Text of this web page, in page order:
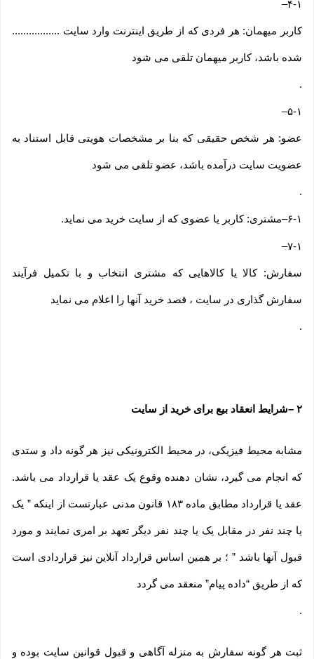
۴-۱–
کاربر میهمان: هر فردی که از طریق اینترنت وارد سایت .................
شده باشد، کاربر میهمان تلقی می شود
.
۵-۱–
عضو: هر شخص حقیقی که بنا بر مشخصات هویتی قابل استناد به
عضویت سایت درآمده باشد، عضو تلقی می شود
.
۶-۱–مشتری: کاربر یا عضوی که از سایت خرید می نماید.
۷-۱–
سفارش: کالا یا کالاهایی که مشتری انتخاب و با تکمیل فرآیند
سفارش گذاری در سایت ، قصد خرید آنها را اعلام می نماید
.
۲ –شرایط انعقاد بیع برای خرید از سایت
مشابه محیط فیزیکی، در محیط الکترونیکی نیز هر گونه داد و ستدی
که انجام می گیرد، نشان دهنده وقوع یک عقد یا قرارداد می باشد.
عقد یا قرارداد مطابق ماده ۱۸۳ قانون مدنی عبارتست از اینکه ” یک
یا چند نفر در مقابل یک یا چند نفر دیگر تعهد بر امری نمایند و مورد
قبول آنها باشد ” ؛ بر همین اساس قرارداد آنلاین نیز قراردادی است
که از طریق “داده پیام” منعقد می گردد
.
ثبت هر گونه سفارش به منزله آگاهی و قبول قوانین سایت بوده و